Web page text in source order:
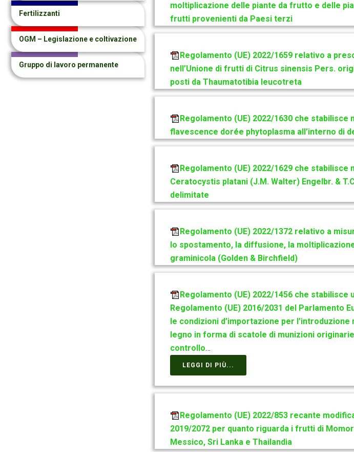
moltiplicazione delle piante da frutto e delle
frutti provenienti da Paesi terzi
Regolamento (UE) 2022/1659 relativo a
nell’Unione di frutti di Citrus sinensis Pers.
posti da Thaumatotibia leucotreta
Regolamento (UE) 2022/1630 che
flavescence dorée phytoplasma all’interno di
Regolamento (UE) 2022/1629 che
Ceratocystis platani (J.M. Walter) Engelbr. &
delimitate
Regolamento (UE) 2022/1372 relativo a
lo spostamento, la diffusione, la
graminicola (Golden & Birchfield)
Regolamento (UE) 2022/1456 che stabilisce
Regolamento (UE) 2016/2031 del Parlamento
le condizioni d’importazione per
legno in forma di scatole di munizioni
controllo…
LEGGI DI PIÙ...
Regolamento (UE) 2022/853 recante
2019/2072 per quanto riguarda i frutti di
Messico, Sri Lanka e Thailandia
Fertilizzanti
OGM – Legislazione e coltivazione
Gruppo di lavoro permanente